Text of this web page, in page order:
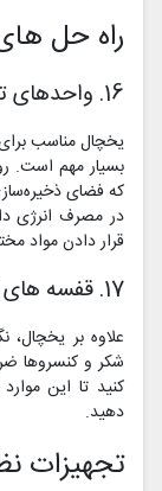
راه حل
16. واحدهای تبرید
یخچال مناسب
بسیار مهم است.
که فضای
در مصرف انرژی
قرار دادن مواد
17. قفسه های ذخیره سازی خشک
علاوه بر یخچال،
شکر و کنسروها
کنید تا این
دهید.
تجهیزات